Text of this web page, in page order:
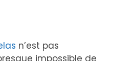
n’est pas
impossible de